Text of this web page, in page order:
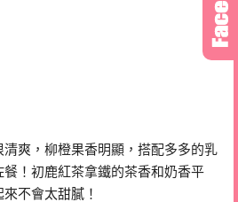
爽，柳橙果香明顯，搭配多多的乳
！初鹿紅茶拿鐵的茶香和奶香平
不會太甜膩！